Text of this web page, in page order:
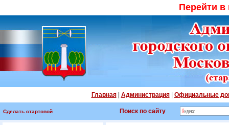
Перейти
Главная| Администрация| Официальные
Сделать стартовой Поиск по сайту